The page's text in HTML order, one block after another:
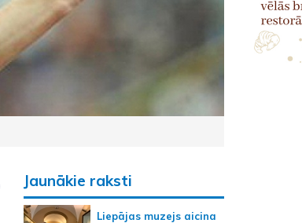
Jaunākie raksti
Liepājas muzejs aicina